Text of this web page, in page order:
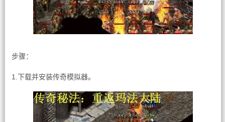
步骤：
1.下载并安装传奇模拟器。